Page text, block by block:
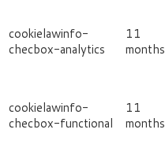
cookielawinfo-
checbox-analytics
11
months
cookielawinfo-
checbox-functional
11
months